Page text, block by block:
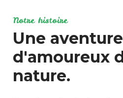
Notre histoire
Une
d'amoureux
nature.